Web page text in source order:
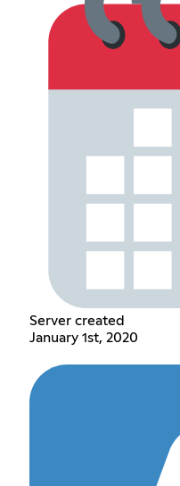
Server created
January 1st, 2020